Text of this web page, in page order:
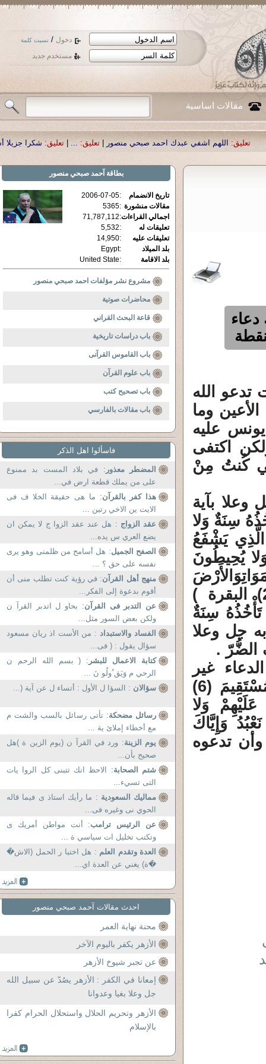
دخول / نسيت كلمة
مستخدم جديد
مقالات اساسية
اشفي عبدك احمد صبحي منصور| تعليق: ...
|تعليق: شكرا جزيلا أستاذ حمد
تدعو الله
وما
عليه
اكتفى
كُنتُ مِنْ
بآية
سِنَةٌ وَلا
يَشْفَعُ
يُحِيطُونَ
وَالأَرْضَ
وَلا يَئُودُهُ حِفْظُهُمَا وَهُوَ الْعَلِيُّ الْعَظِيمُ (255) البقرة )
سِنَةٌ
جل وعلا
الضُّرّ .
غير
المباشر . الدعاء المباشر (اهْدِنَا الصِّرَاطَ الْمُسْتَقِيمَ (6)
وَلا
نَعْبُدُ وَإِيَّاكَ
، وأن تدعوه
بطاقة آحمد صبحي منصور
تاريخ الانضمام :
2006-07-05
مقالات منشورة :
5365
اجمالي القراءات:
71,787,112
تعليقات له
:
5,532
تعليقات عليه
:
14,950
بلد الميلاد
:
Egypt
بلد الاقامة
:
United State
مشروع نشر مؤلفات احمد صبحي منصور
محاضرات صوتية
قاعة البحث القراني
باب دراسات تاريخية
باب القاموس القرآنى
باب علوم القرآن
باب تصحيح كتب
باب مقالات بالفارسي
فاسألوا اهل الذكر
المضطر معذور : في بلاد المست بد ممنوع
على من يملك قطعة ارض في...
هذا كفر بالقرآن: ما هى حقيقة الخلا ف فى
الايت ين الاخي رتين ...
عقد الزواج : هل عند عقد الزوا ج لا يمكن ان
يضع العري س يده...
الصفح الجميل: هل أسامح من ظلمنى وهو يرى
نفسه على حق ؟ ...
منهج أهل القرآن: في رؤية كنت تطلب منى أن
أقوم بدعوة إلى الفكر...
عن التدبر فى القرآن: بحاو ل اتدبر القرآ ن
ولكن بعض السور مثل...
الفساد والاستبداد : من الأست اذ ريان مسعود
سؤال يقول : ( فى...
كتابة الاعمال للبشر : ( بسم الله الرحم ن
الرحي م وَيَق ُولُو نَ ...
سؤالان : السؤا ل الأول : أتساء ل عن آية (...
رسائل مضحكة: تأتى رسائل بالسب والشت م
مع أخطاء إملائ ية ...
يوم الزينة: ورد في القرآ ن (يوم الزين ة )هل
صحيح بأن...
شتم الصحابة: الاحظ انك تتبنى كل الروا يات
التى تسيء...
مماليك السعودية : ما رأيك استاذ ى فيما قاله
الحوي نى وغيره فى...
عن الرئيس ترامب: أنت مواطن أمريك ى
وتكتب تخليل ات سياسي ة ...
العدة وتقدم العلم : هل اختبا ر الحمل (الاش�
�ة) يغني عن العدة اي...
احدث مقالات آحمد صبحي منصور
محنة نهاية العمر
الأزهر يكفر باليوم الآخر
عن تجبر شيوخ الأزهر
إمعانا في الكفر : الأزهر يصُدّ عن سبيل الله
جل وعلا بغيا وعدوانا
الأزهر وتحريم الحلال واستحلال الحرام كفرا
بالإسلام